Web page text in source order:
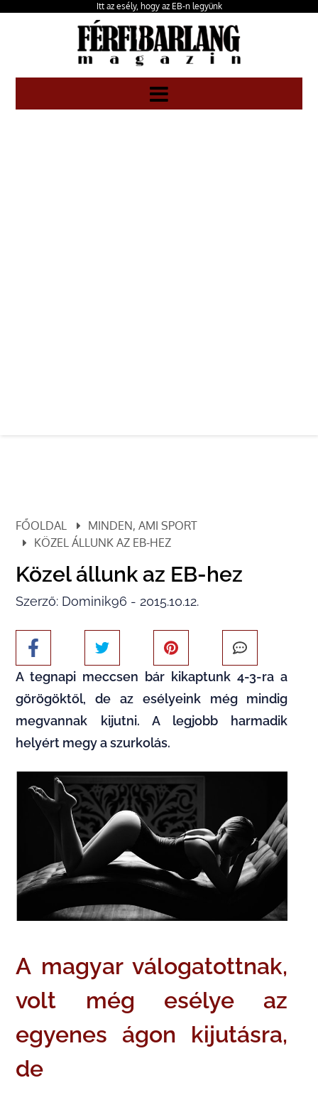
Itt az esély, hogy az EB-n legyünk
FŐOLDAL
MINDEN, AMI SPORT
KÖZEL ÁLLUNK AZ EB-HEZ
Közel állunk az EB-hez
Szerző: Dominik96 - 2015.10.12.
A tegnapi meccsen bár kikaptunk 4-3-ra a
görögöktől, de az esélyeink még mindig
megvannak kijutni. A legjobb harmadik
helyért megy a szurkolás.
A magyar válogatottnak,
volt még esélye az
egyenes ágon kijutásra,
de